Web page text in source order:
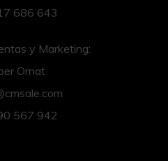
686 643
y Marketing:
Ornat
567 942